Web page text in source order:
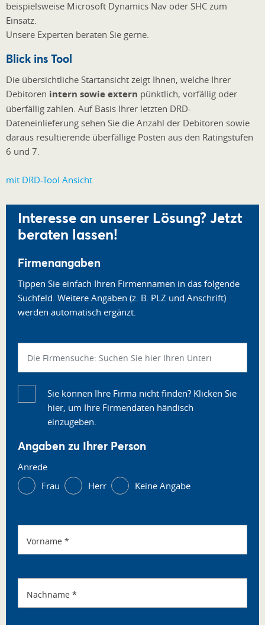
beispielsweise Microsoft Dynamics Nav oder SHC zum
Einsatz.
Unsere Experten beraten Sie gerne.
Blick ins Tool
Die übersichtliche Startansicht zeigt Ihnen, welche Ihrer
Debitoren intern sowie extern pünktlich, vorfällig oder
überfällig zahlen. Auf Basis Ihrer letzten DRD-
Dateneinlieferung sehen Sie die Anzahl der Debitoren sowie
daraus resultierende überfällige Posten aus den Ratingstufen
6 und 7.
Interesse an unserer Lösung? Jetzt
beraten lassen!
Firmenangaben
Tippen Sie einfach Ihren Firmennamen in das folgende
Suchfeld. Weitere Angaben (z. B. PLZ und Anschrift)
werden automatisch ergänzt.
Sie können Ihre Firma nicht finden? Klicken Sie
hier, um Ihre Firmendaten händisch
einzugeben.
Angaben zu Ihrer Person
Anrede
Frau
Herr Keine Angabe
Vorname *
Nachname *